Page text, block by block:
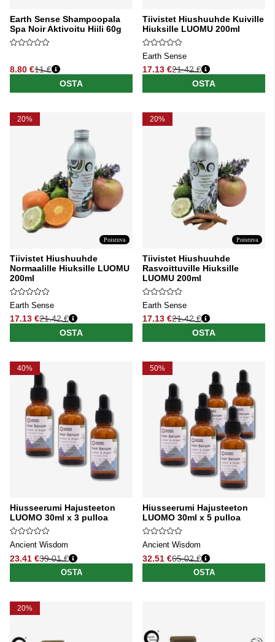
Earth Sense Shampoopala
Spa Noir Aktivoitu Hiili 60g
8.80 €
Normaali hinta
11 €
OSTA
Tiivistet Hiushuuhde Kuiville
Hiuksille LUOMU 200ml
Earth Sense
17.13 €
Normaali hinta
21.42 €
OSTA
20%
Poistuva
Tiivistet Hiushuuhde
Normaalille Hiuksille LUOMU
200ml
Earth Sense
17.13 €
Normaali hinta
21.42 €
OSTA
20%
Poistuva
Tiivistet Hiushuuhde
Rasvoittuville Hiuksille
LUOMU 200ml
Earth Sense
17.13 €
Normaali hinta
21.42 €
OSTA
40%
Hiusseerumi Hajusteeton
LUOMO 30ml x 3 pulloa
Ancient Wisdom
23.41 €
Normaali hinta
39.01 €
OSTA
50%
Hiusseerumi Hajusteeton
LUOMO 30ml x 5 pulloa
Ancient Wisdom
32.51 €
Normaali hinta
65.02 €
OSTA
20%